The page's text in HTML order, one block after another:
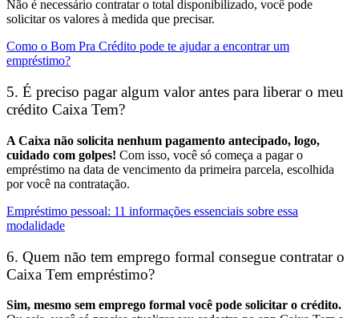
Não é necessário contratar o total disponibilizado, você pode
solicitar os valores à medida que precisar.
Como o Bom Pra Crédito pode te ajudar a encontrar um
empréstimo?
5. É preciso pagar algum valor antes para liberar o meu
crédito Caixa Tem?
A Caixa não solicita nenhum pagamento antecipado, logo,
cuidado com golpes! Com isso, você só começa a pagar o
empréstimo na data de vencimento da primeira parcela, escolhida
por você na contratação.
Empréstimo pessoal: 11 informações essenciais sobre essa
modalidade
6. Quem não tem emprego formal consegue contratar o
Caixa Tem empréstimo?
Sim, mesmo sem emprego formal você pode solicitar o crédito.